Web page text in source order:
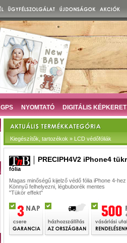
GPS NYOMTATÓ DIGITÁLIS KÉPKERET
Kiegészítők, tartozékok » LCD védőfóliák
PRECIPH4V2 iPhone4
fólia
Magas minőségű kijelző védő fólia iPhone 4-hez
Könnyű felhelyezni, légbuborék mentes
"Tükör effekt"